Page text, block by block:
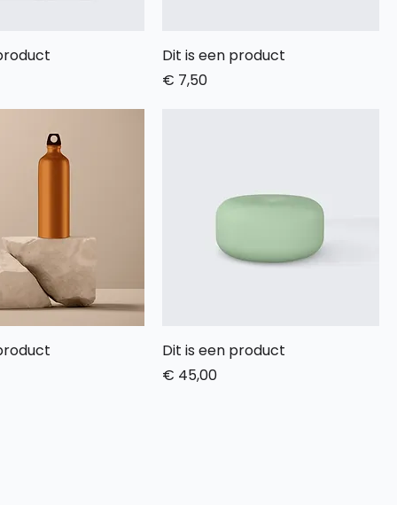
Dit is een product
Prijs
€ 7,50
Dit is een product
Prijs
€ 45,00